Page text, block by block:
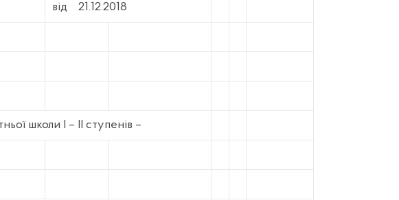
від 21.12.2018
школи І – ІІ ступенів –